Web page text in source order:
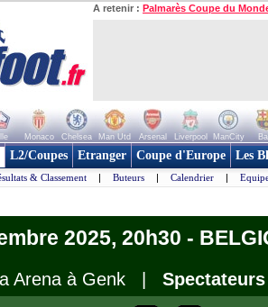
A retenir : Palmarès Coupe du
Monaco Chelsea Man Utd Arsenal Liverpool ManCity
L2/Coupes Etranger Coupe d'Europe Les
& Classement | Buteurs | Calendrier |
2025, 20h30 -
Arena à Genk |